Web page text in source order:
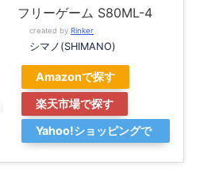
フリーゲーム S80ML-4
created by Rinker
シマノ(SHIMANO)
Amazonで探す
楽天市場で探す
Yahoo!ショッピングで